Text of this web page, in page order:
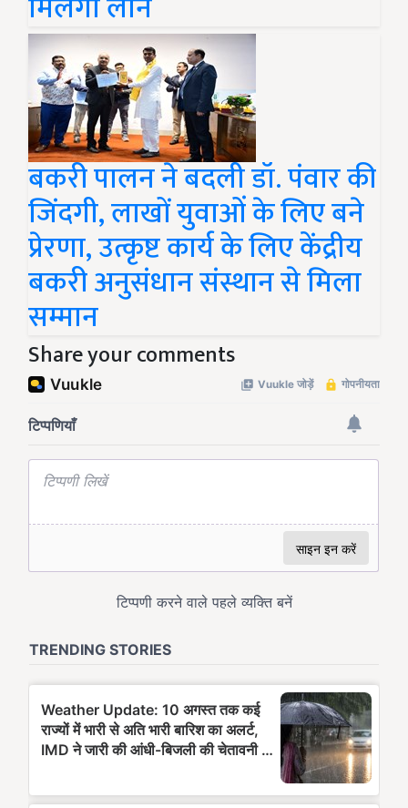
बकरी पालन ने बदली डॉ. पंवार की
जिंदगी, लाखों युवाओं के लिए बने
प्रेरणा, उत्कृष्ट कार्य के लिए केंद्रीय
बकरी अनुसंधान संस्थान से मिला
सम्मान
Share your comments